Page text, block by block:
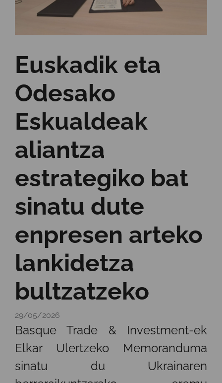
Euskadik eta
Odesako
Eskualdeak
aliantza
estrategiko bat
sinatu dute
enpresen arteko
lankidetza
bultzatzeko
29/05/2026
Basque Trade & Investment-ek
Elkar Ulertzeko Memoranduma
sinatu du Ukrainaren